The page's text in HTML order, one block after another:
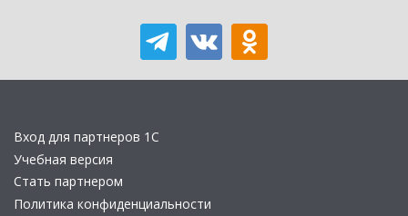
Вход для партнеров 1С
Учебная версия
Стать партнером
Политика конфиденциальности